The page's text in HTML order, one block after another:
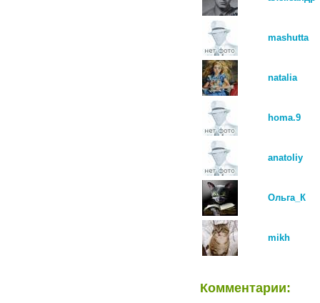
mashutta
natalia
homa.9
anatoliy
Ольга_К
mikh
Комментарии: